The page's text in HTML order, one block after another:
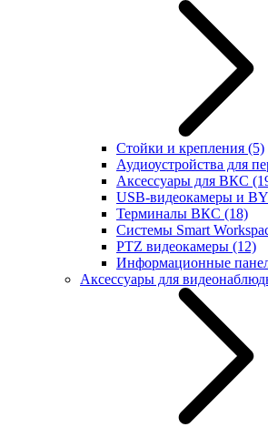
Стойки и крепления (5)
Аудиоустройства для
Аксессуары для ВКС
USB-видеокамеры и
Терминалы ВКС (18)
Системы Smart
PTZ видеокамеры (12)
Информационные
Аксессуары для